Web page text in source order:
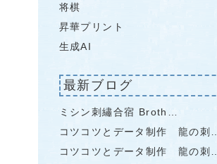
将棋
昇華プリント
生成AI
最新ブログ
ミシン刺繡合宿 Broth…
コツコツとデータ制作 龍の刺…
コツコツとデータ制作 龍の刺…